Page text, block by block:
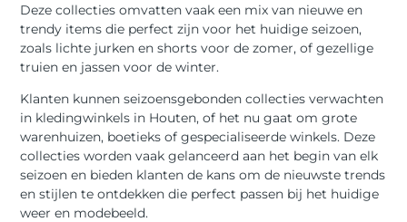
Deze collecties omvatten vaak een mix van nieuwe en
trendy items die perfect zijn voor het huidige seizoen,
zoals lichte jurken en shorts voor de zomer, of gezellige
truien en jassen voor de winter.
Klanten kunnen seizoensgebonden collecties verwachten
in kledingwinkels in Houten, of het nu gaat om grote
warenhuizen, boetieks of gespecialiseerde winkels. Deze
collecties worden vaak gelanceerd aan het begin van elk
seizoen en bieden klanten de kans om de nieuwste trends
en stijlen te ontdekken die perfect passen bij het huidige
weer en modebeeld.